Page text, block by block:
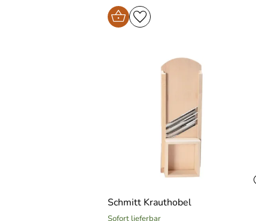
Schmitt Krauthobel
Sofort lieferbar